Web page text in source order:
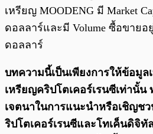
เหรียญ MOODENG มี Market
ดอลลาร์​และมี Volume ซื้อขาย
ดอลลาร์
บทความนี้เป็นเพียงการให้ข้อมูล
เหรียญคริปโตเคอร์เรนซีเท่านั้น
เจตนาในการแนะนำหรือเชิญช
ริปโตเคอร์เรนซีและโทเค็นดิจิทั